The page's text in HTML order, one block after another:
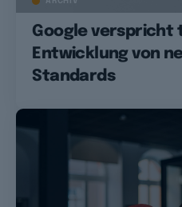
Google verspricht
Entwicklung von
Standards